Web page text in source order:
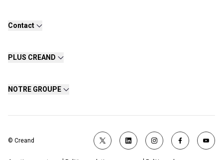
Contact
PLUS CREAND
NOTRE GROUPE
© Creand